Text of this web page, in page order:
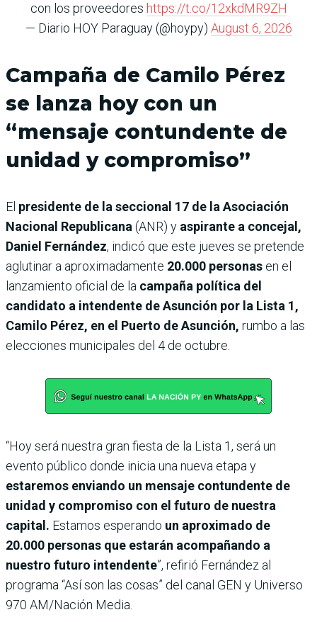
con los proveedores https://t.co/12xkdMR9ZH
— Diario HOY Paraguay (@hoypy) August 6, 2026
Campaña de Camilo Pérez
se lanza hoy con un
“mensaje contundente de
unidad y compromiso”
El presidente de la seccional 17 de la Asociación
Nacional Republicana (ANR) y aspirante a concejal,
Daniel Fernández, indicó que este jueves se pretende
aglutinar a aproximadamente 20.000 personas en el
lanzamiento oficial de la campaña política del
candidato a intendente de Asunción por la Lista 1,
Camilo Pérez, en el Puerto de Asunción, rumbo a las
elecciones municipales del 4 de octubre.
“Hoy será nuestra gran fiesta de la Lista 1, será un
evento público donde inicia una nueva etapa y
estaremos enviando un mensaje contundente de
unidad y compromiso con el futuro de nuestra
capital. Estamos esperando un aproximado de
20.000 personas que estarán acompañando a
nuestro futuro intendente”, refirió Fernández al
programa “Así son las cosas” del canal GEN y Universo
970 AM/Nación Media.